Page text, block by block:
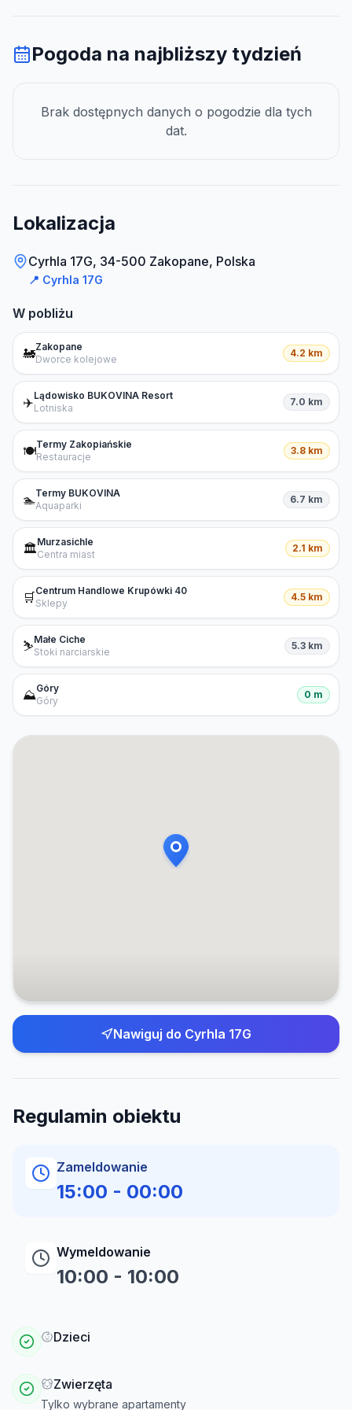
Pogoda na najbliższy tydzień
Brak dostępnych danych o pogodzie dla tych
dat.
Lokalizacja
Cyrhla 17G, 34-500 Zakopane, Polska
📍 Cyrhla 17G
W pobliżu
🚂Zakopane
Dworce kolejowe
4.2 km
✈️Lądowisko BUKOVINA Resort
Lotniska
7.0 km
🍽️Termy Zakopiańskie
Restauracje
3.8 km
🏊Termy BUKOVINA
Aquaparki
6.7 km
🏛️Murzasichle
Centra miast
2.1 km
🛒Centrum Handlowe Krupówki 40
Sklepy
4.5 km
⛷️Małe Ciche
Stoki narciarskie
5.3 km
⛰️Góry
Góry
0 m
Nawiguj do Cyrhla 17G
Regulamin obiektu
Zameldowanie
15:00 - 00:00
Wymeldowanie
10:00 - 10:00
Dzieci
Zwierzęta
Tylko wybrane apartamenty